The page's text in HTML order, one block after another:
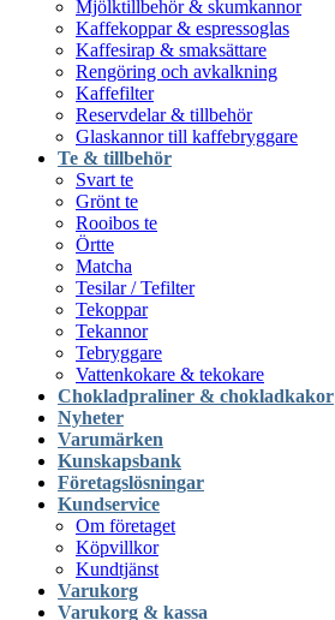
Mjölktillbehör & skumkannor
Kaffekoppar & espressoglas
Kaffesirap & smaksättare
Rengöring och avkalkning
Kaffefilter
Reservdelar & tillbehör
Glaskannor till kaffebryggare
Te & tillbehör
Svart te
Grönt te
Rooibos te
Örtte
Matcha
Tesilar / Tefilter
Tekoppar
Tekannor
Tebryggare
Vattenkokare & tekokare
Chokladpraliner & chokladkakor
Nyheter
Varumärken
Kunskapsbank
Företagslösningar
Kundservice
Om företaget
Köpvillkor
Kundtjänst
Varukorg
Varukorg & kassa